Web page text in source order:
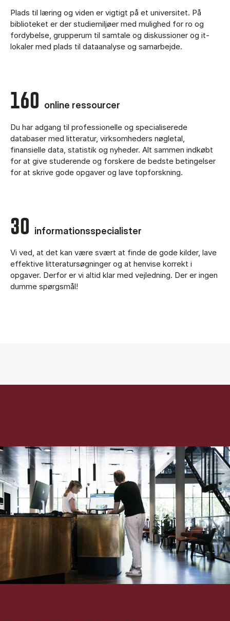
Plads til læring og viden er vigtigt på et universitet. På
biblioteket er der studiemiljøer med mulighed for ro og
fordybelse, grupperum til samtale og diskussioner og it-
lokaler med plads til dataanalyse og samarbejde.
160 online ressourcer
Du har adgang til professionelle og specialiserede
databaser med litteratur, virksomheders nøgletal,
finansielle data, statistik og nyheder. Alt sammen indkøbt
for at give studerende og forskere de bedste betingelser
for at skrive gode opgaver og lave topforskning.
30 informationsspecialister
Vi ved, at det kan være svært at finde de gode kilder, lave
effektive litteratursøgninger og at henvise korrekt i
opgaver. Derfor er vi altid klar med vejledning. Der er ingen
dumme spørgsmål!